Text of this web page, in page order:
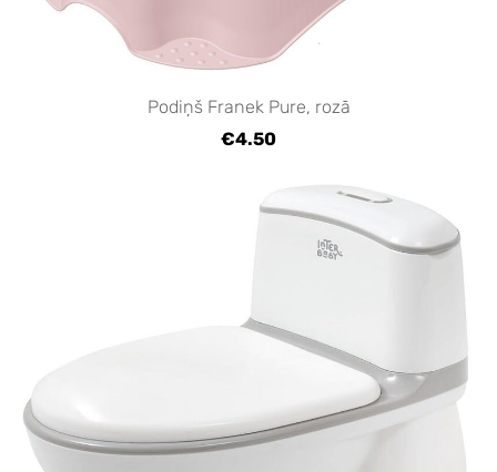
Podiņš Franek Pure, rozā
€4.50